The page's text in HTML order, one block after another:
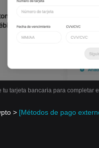
tu tarjeta bancaria para completar
> [Métodos de pago